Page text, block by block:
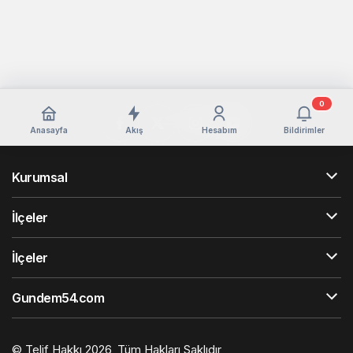
Anasayfa Akış Hesabım Bildirimler
0
Kurumsal
İlçeler
İlçeler
Gundem54.com
© Telif Hakkı 2026, Tüm Hakları Saklıdır